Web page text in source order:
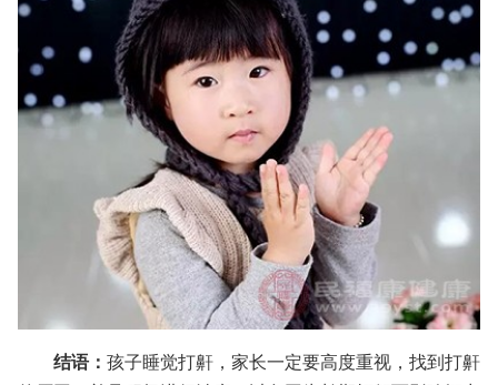
结语： 孩子睡觉打鼾，家长一定要高度重视，找到打鼾